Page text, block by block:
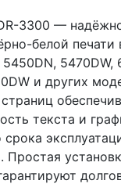
3300 —
белой печати
5470DW,
и других
текста и
Простая